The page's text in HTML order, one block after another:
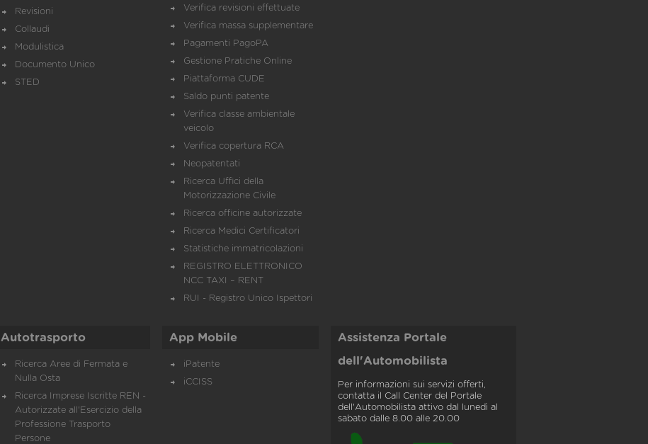
Revisioni
Collaudi
Modulistica
Documento Unico
STED
Verifica revisioni effettuate
Verifica massa supplementare
Pagamenti PagoPA
Gestione Pratiche Online
Piattaforma CUDE
Saldo punti patente
Verifica classe ambientale
veicolo
Verifica copertura RCA
Neopatentati
Ricerca Uffici della
Motorizzazione Civile
Ricerca officine autorizzate
Ricerca Medici Certificatori
Statistiche immatricolazioni
REGISTRO ELETTRONICO
NCC TAXI – RENT
RUI - Registro Unico Ispettori
Autotrasporto
Ricerca Aree di Fermata e
Nulla Osta
Ricerca Imprese Iscritte REN -
Autorizzate all'Esercizio della
Professione Trasporto
Persone
App Mobile
iPatente
iCCISS
Assistenza Portale
dell'Automobilista
Per informazioni sui servizi offerti,
contatta il Call Center del Portale
dell'Automobilista attivo dal lunedì al
sabato dalle 8.00 alle 20.00